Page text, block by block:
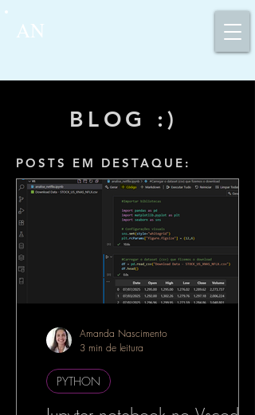
AN
BLOG :)
POSTS EM DESTAQUE:
PYTHON
Amanda Nascimento
3 min de leitura